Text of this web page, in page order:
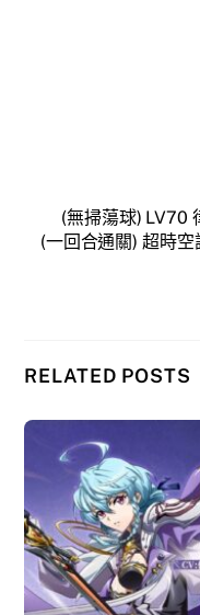
(無掃蕩球) LV70
(一回合通關) 超時
RELATED POSTS